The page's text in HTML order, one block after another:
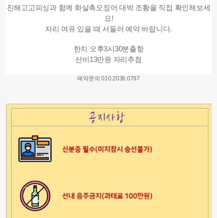
진해고고피싱과 함께 화살촉오징어 대박 조황을 직접 확인해보세
요!
자리 여유 있을 때 서둘러 예약 바랍니다.
한치 오후3시30분출항
선비13만원 자리추첨
예약문의 010.2038.0797